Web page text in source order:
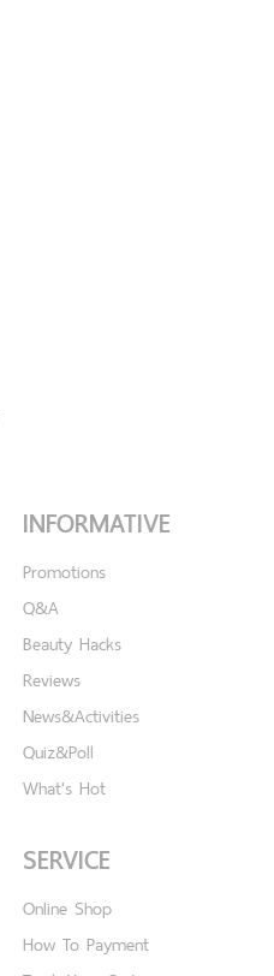
INFORMATIVE
Promotions
Q&A
Beauty Hacks
Reviews
News&Activities
Quiz&Poll
What's Hot
SERVICE
Online Shop
How To Payment